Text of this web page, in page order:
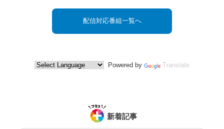
配信対応番組一覧へ
Powered by Translate
新着記事